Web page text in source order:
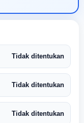
Tidak ditentukan
Tidak ditentukan
Tidak ditentukan